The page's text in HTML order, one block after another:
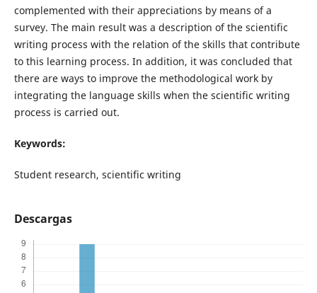
complemented with their appreciations by means of a
survey. The main result was a description of the scientific
writing process with the relation of the skills that contribute
to this learning process. In addition, it was concluded that
there are ways to improve the methodological work by
integrating the language skills when the scientific writing
process is carried out.
Keywords:
Student research, scientific writing
Descargas